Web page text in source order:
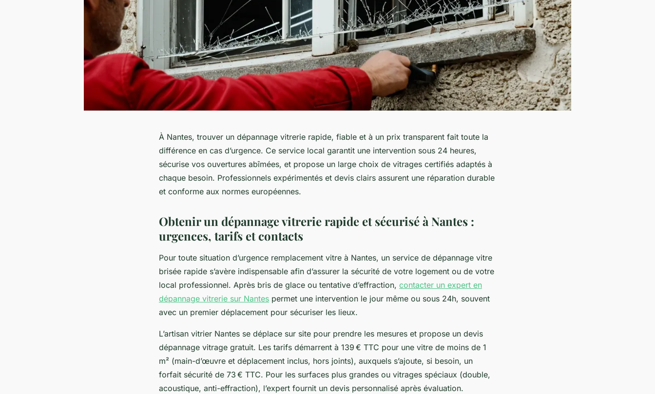
À Nantes, trouver un dépannage vitrerie rapide, fiable et à un prix transparent fait toute la
différence en cas d’urgence. Ce service local garantit une intervention sous 24 heures,
sécurise vos ouvertures abîmées, et propose un large choix de vitrages certifiés adaptés à
chaque besoin. Professionnels expérimentés et devis clairs assurent une réparation durable
et conforme aux normes européennes.
Obtenir un dépannage vitrerie rapide et sécurisé à Nantes :
urgences, tarifs et contacts
Pour toute situation d’urgence remplacement vitre à Nantes, un service de dépannage vitre
brisée rapide s’avère indispensable afin d’assurer la sécurité de votre logement ou de votre
local professionnel. Après bris de glace ou tentative d’effraction, contacter un expert en
dépannage vitrerie sur Nantes permet une intervention le jour même ou sous 24h, souvent
avec un premier déplacement pour sécuriser les lieux.
L’artisan vitrier Nantes se déplace sur site pour prendre les mesures et propose un devis
dépannage vitrage gratuit. Les tarifs démarrent à 139 € TTC pour une vitre de moins de 1
m² (main-d’œuvre et déplacement inclus, hors joints), auxquels s’ajoute, si besoin, un
forfait sécurité de 73 € TTC. Pour les surfaces plus grandes ou vitrages spéciaux (double,
acoustique, anti-effraction), l’expert fournit un devis personnalisé après évaluation.